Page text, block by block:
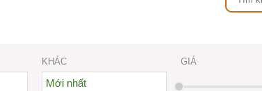
KHÁC
Mới nhất
GIÁ